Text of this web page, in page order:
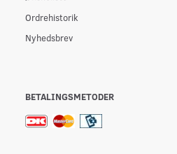
Ordrehistorik
Nyhedsbrev
BETALINGSMETODER